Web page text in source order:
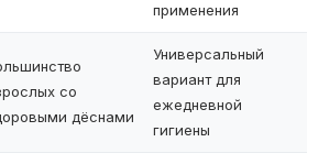
применения
со
дёснами
Универсальный
вариант для
ежедневной
гигиены